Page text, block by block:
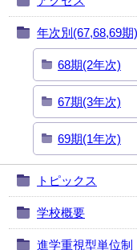
年次別(67,68,69期)
68期(2年次)
67期(3年次)
69期(1年次)
トピックス
学校概要
進学重視型単位制